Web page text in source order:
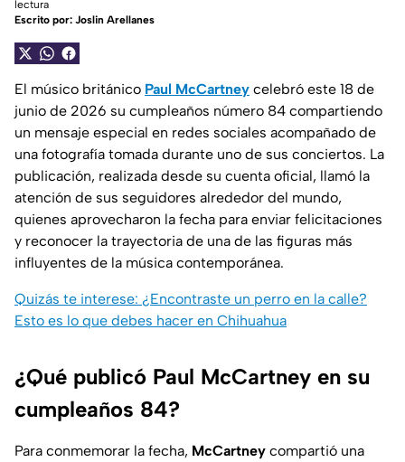
lectura
Escrito por: Joslin Arellanes
El músico británico Paul McCartney celebró este 18 de
junio de 2026 su cumpleaños número 84 compartiendo
un mensaje especial en redes sociales acompañado de
una fotografía tomada durante uno de sus conciertos. La
publicación, realizada desde su cuenta oficial, llamó la
atención de sus seguidores alrededor del mundo,
quienes aprovecharon la fecha para enviar felicitaciones
y reconocer la trayectoria de una de las figuras más
influyentes de la música contemporánea.
Quizás te interese: ¿Encontraste un perro en la calle?
Esto es lo que debes hacer en Chihuahua
¿Qué publicó Paul McCartney en su
cumpleaños 84?
Para conmemorar la fecha, McCartney compartió una